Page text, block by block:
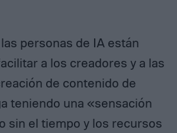
las personas de IA están
a los creadores y a las
de contenido de
teniendo una «sensación
sin el tiempo y los recursos